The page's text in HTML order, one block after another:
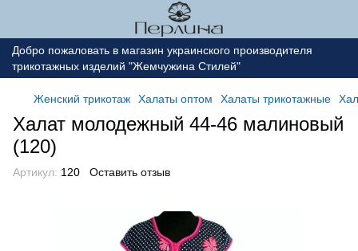
Добро пожаловать в магазин украинского производителя
трикотажных изделий "Жемчужина Стилей"
Женский трикотаж Халаты оптом Халаты трикотажные
Халат молодежный 44-46 малиновый
(120)
Артикул: 120 Оставить отзыв